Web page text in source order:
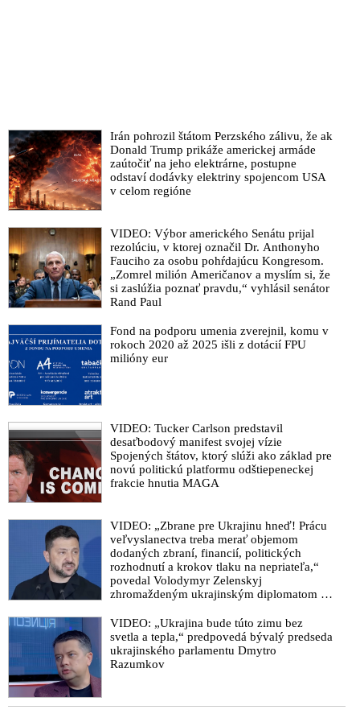
výpoveď manipulovala vyšetrovanie po dohode s
prokurátorom
Informácie o manipulovaní kajúcnikov a neprimerane dlhé
lehoty väzby sú absolútnym škandálom, reaguje na súčasnú
situáciu JUDr. Pirošíková
Bývalý elitný vyšetrovateľ Šátek sa pýta, ako prišiel policajný
prezident Kovařík k informáciám z vyšetrovacieho spisu
ohľadne manipulovania vyšetrovania
Vyjadrenia exšéfa NAKA Zuriana o kajúcnikovi Makóovi a
Matovičovom sľube navýšiť rozpočet tajnej služby o 20
miliónov eur sa potvrdzujú. SIS naozaj dostala viac peňazí
VIDEO: Fico zverejnil SMS, ako vyšetrovateľ NAKA Čurilla
dáva inštrukcie udavačom a závažným spôsobom manipuluje
vyšetrovanie
Exriaditeľ SIS Pčolinský podal trestné oznámenie v kauze
vyrábania svedkov a kajúcnikov
Zločinný režim Matoviča a jeho komplicov, snaha umlčať
svedkov a Zurianov politický azyl
VIDEO: Informácie zo stretnutia v SIS hovoria o rozvrate štátu
a Heger sa to snaží ututlať. Pellegrini hovorí o ovplyvňovaní
vyšetrovania a ohrození ústavneho zriadenia štátu
Žilinka zobral Lipšicovi dozor nad kauzou exšéfa NAKA
Zuriana
VIDEO: Fico hovorí o fungovaní systému udavačov
napojeného na Matoviča, ktorý kvôli likvidácii opozície
vymyslela súčasná garnitúra. Exšéfa NAKA vyzval, aby sa
nevracal na Slovensko
VIDEO: Čo riešili politické špičky na „tajnej“ schôdzke v SIS.
Vojna policajtov a vážne podozrenia o politických
objednávkach na likvidáciu oponentov v politike
Irán pohrozil štátom Perzského zálivu, že ak
Donald Trump prikáže americkej armáde
zaútočiť na jeho elektrárne, postupne
odstaví dodávky elektriny spojencom USA
v celom regióne
VIDEO: Výbor amerického Senátu prijal
rezolúciu, v ktorej označil Dr. Anthonyho
Fauciho za osobu pohŕdajúcu Kongresom.
„Zomrel milión Američanov a myslím si, že
si zaslúžia poznať pravdu,“ vyhlásil senátor
Rand Paul
Fond na podporu umenia zverejnil, komu v
rokoch 2020 až 2025 išli z dotácií FPU
milióny eur
VIDEO: Tucker Carlson predstavil
desaťbodový manifest svojej vízie
Spojených štátov, ktorý slúži ako základ pre
novú politickú platformu odštiepeneckej
frakcie hnutia MAGA
VIDEO: „Zbrane pre Ukrajinu hneď! Prácu
veľvyslanectva treba merať objemom
dodaných zbraní, financií, politických
rozhodnutí a krokov tlaku na nepriateľa,“
povedal Volodymyr Zelenskyj
zhromaždeným ukrajinským diplomatom v
že USA Ukrajine nedodajú protiraketové
systémy Patriot
VIDEO: „Ukrajina bude túto zimu bez
svetla a tepla,“ predpovedá bývalý predseda
ukrajinského parlamentu Dmytro
Razumkov